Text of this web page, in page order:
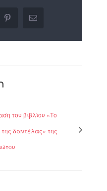
pinterestEmail
του βιβλίου «Το
δαντέλας» της